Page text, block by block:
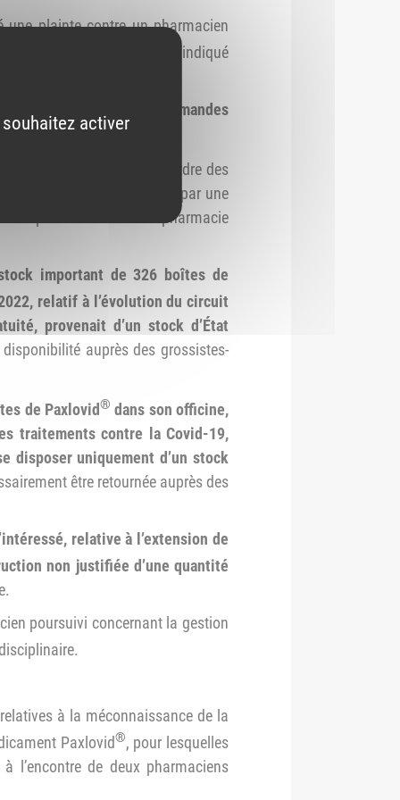
une plainte contre un pharmacien
Paxlovid
, antiviral indiqué
qui mentionnait des
commandes
de janvier 2023.
du Conseil régional de l’Ordre des
du Conseil national a, par une
d’exercer la pharmacie
important de 326 boîtes de
relatif à l’évolution du circuit
provenait d’un stock d’État
auprès des grossistes-
de Paxlovid® dans son officine,
traitements contre la Covid-19,
disposer uniquement d’un stock
être retournée auprès des
relative à l’extension de
non justifiée d’une quantité
poursuivi concernant la gestion
à la méconnaissance de la
Paxlovid®, pour lesquelles
l’encontre de deux pharmaciens
activer